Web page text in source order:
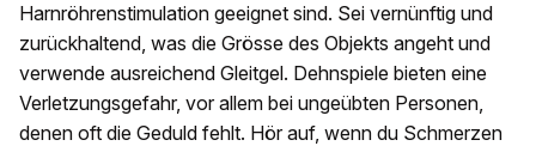
Harnröhrenstimulation geeignet sind. Sei vernünftig und
zurückhaltend, was die Grösse des Objekts angeht und
verwende ausreichend Gleitgel. Dehnspiele bieten eine
Verletzungsgefahr, vor allem bei ungeübten Personen,
denen oft die Geduld fehlt. Hör auf, wenn du Schmerzen